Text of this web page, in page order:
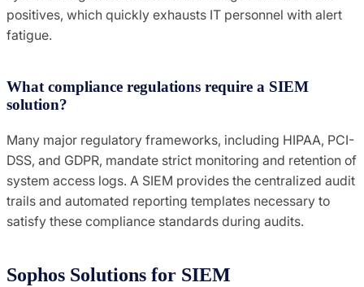
positives, which quickly exhausts IT personnel with alert
fatigue.
What compliance regulations require a SIEM
solution?
Many major regulatory frameworks, including HIPAA, PCI-
DSS, and GDPR, mandate strict monitoring and retention of
system access logs. A SIEM provides the centralized audit
trails and automated reporting templates necessary to
satisfy these compliance standards during audits.
Sophos Solutions for SIEM